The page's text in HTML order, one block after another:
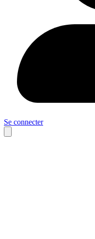
Se connecter